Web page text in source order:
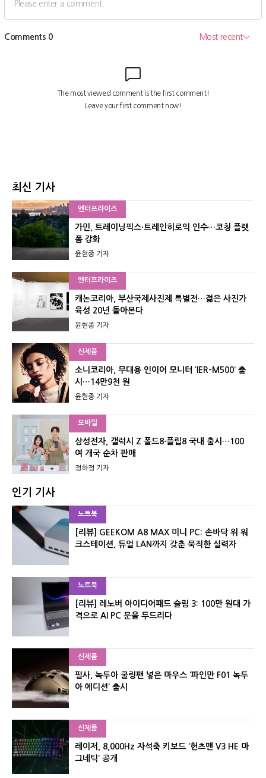
최신 기사
엔터프라이즈
가민, 트레이닝픽스·트레인히로익 인수…코칭 플랫
폼 강화
윤현종 기자
엔터프라이즈
캐논코리아, 부산국제사진제 특별전…젊은 사진가
육성 20년 돌아본다
윤현종 기자
신제품
소니코리아, 무대용 인이어 모니터 ‘IER-M500’ 출
시…14만9천 원
윤현종 기자
모바일
삼성전자, 갤럭시 Z 폴드8·플립8 국내 출시…100
여 개국 순차 판매
정하정 기자
인기 기사
노트북
[리뷰] GEEKOM A8 MAX 미니 PC: 손바닥 위 워
크스테이션, 듀얼 LAN까지 갖춘 묵직한 실력자
노트북
[리뷰] 레노버 아이디어패드 슬림 3: 100만 원대 가
격으로 AI PC 문을 두드리다
신제품
펄사, 녹투아 쿨링팬 넣은 마우스 ‘파인만 F01 녹투
아 에디션’ 출시
신제품
레이저, 8,000Hz 자석축 키보드 ‘헌츠맨 V3 HE 마
그네틱’ 공개